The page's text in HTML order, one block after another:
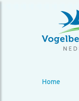
Home